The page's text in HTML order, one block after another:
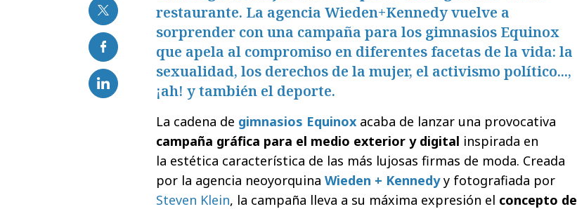
restaurante. La agencia Wieden+Kennedy vuelve a
sorprender con una campaña para los gimnasios Equinox
que apela al compromiso en diferentes facetas de la vida: la
sexualidad, los derechos de la mujer, el activismo político...,
¡ah! y también el deporte.
La cadena de gimnasios Equinox acaba de lanzar una provocativa
campaña gráfica para el medio exterior y digital inspirada en
la estética característica de las más lujosas firmas de moda. Creada
por la agencia neoyorquina Wieden + Kennedyy fotografiada por
Steven Klein, la campaña lleva a su máxima expresión el concepto de